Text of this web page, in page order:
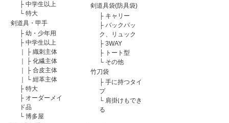
├ 中学生以上
└ 特大
剣道具・甲手
├ 幼・少年用
├ 中学生以上
├ 織刺主体
├ 化繊主体
├ 合皮主体
└ 紺革主体
├ 特大
├ オーダーメイ
ド品
└ 博多屋
剣道具袋(防具袋)
├ キャリー
├ バックパッ
ク、リュック
├ 3WAY
├ トート型
└ その他
竹刀袋
├ 手に持つタイ
プ
└ 肩掛けもでき
る